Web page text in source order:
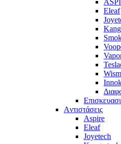
Eleaf
Aντιστάσεις
Aspire
Eleaf
Joyetech